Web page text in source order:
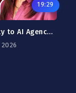
19:29
Charlene Li: From AI Anxiety to AI Agency - The Human Skills That Win in an AI World